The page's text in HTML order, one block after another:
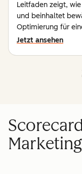
Leitfaden zeigt,
und beinhaltet
Optimierung für
Jetzt ansehen
Marketing